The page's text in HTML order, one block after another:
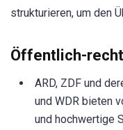
strukturieren, um den
Öffentlich-
ARD, ZDF und
und WDR bieten
und hochwertige